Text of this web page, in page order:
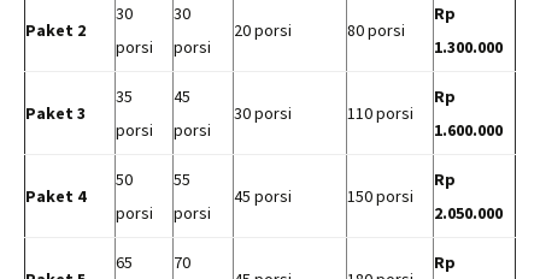
Paket 2
30
porsi
30
porsi
20 porsi 80 porsi
Rp
1.300.000
Paket 3
35
porsi
45
porsi
30 porsi 110 porsi
Rp
1.600.000
Paket 4
50
porsi
55
porsi
45 porsi 150 porsi
Rp
2.050.000
65 70 Rp